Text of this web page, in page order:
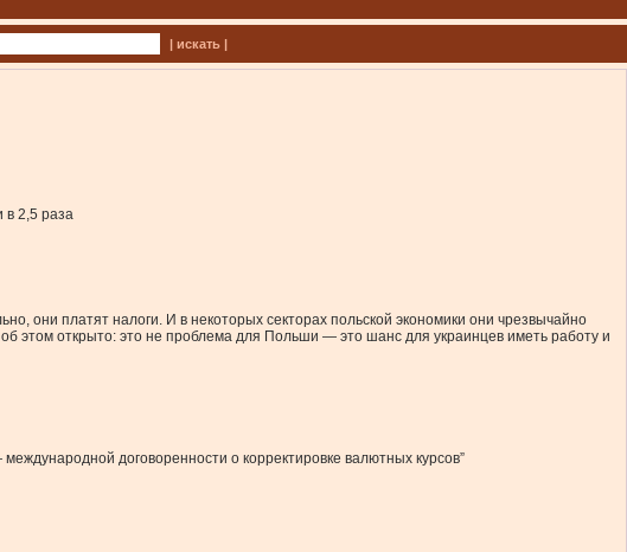
| искать |
в 2,5 раза
они платят налоги. И в некоторых секторах польской экономики они чрезвычайно
этом открыто: это не проблема для Польши — это шанс для украинцев иметь работу и
договоренности о корректировке валютных курсов”